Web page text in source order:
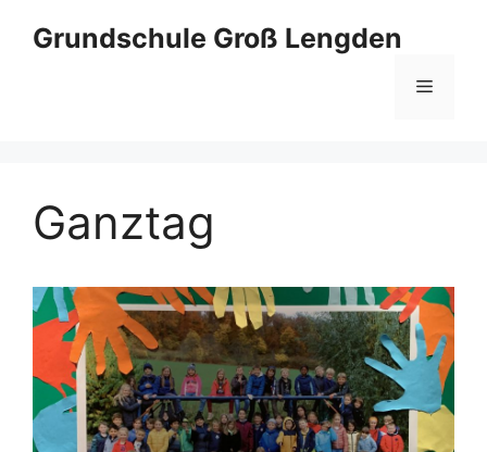
InhaltGrundschule Groß Lengden
Menü
Ganztag